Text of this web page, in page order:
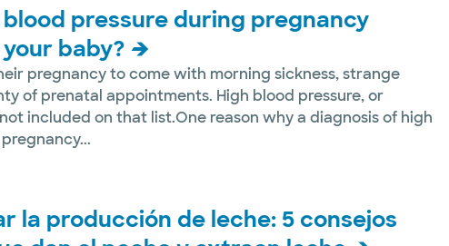
pressure during pregnancy
baby?
pregnancy to come with morning sickness, strange
of prenatal appointments. High blood pressure, or
included on that list.One reason why a diagnosis of high
la producción de leche: 5 consejos